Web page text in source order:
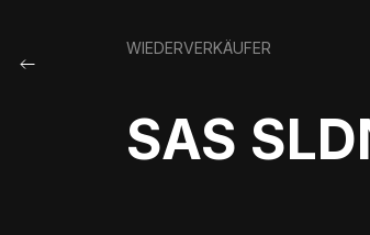
WIEDERVERKÄUFER
SAS